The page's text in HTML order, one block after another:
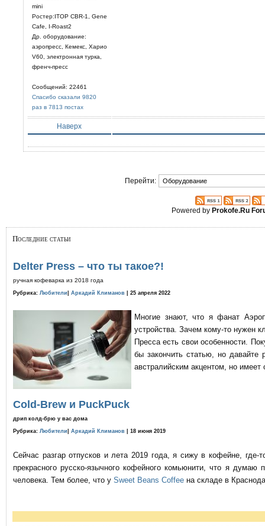
mini
Ростер:ITOP CBR-1, Gene
Cafe, I-Roast2
Др. оборудование:
аэропресс, Кемекс, Харио
V60, электронная турка,
френч-пресс
Сообщений: 22461
Спасибо сказали 9820
раз в 7813 постах
Наверх
Перейти:
Powered byProkofe.Ru
Последние статьи
Delter Press – что ты такое?!
ручная кофеварка из 2018 года
Рубрика: Любители Аркадий Климанов | 25 апреля 2022
Многие знают, что я фанат
устройства. Зачем кому-то нужен
Пресса есть свои особенности.
бы закончить статью, но давайте
австралийским акцентом, но имеет
Cold-Brew и PuckPuck
дрип колд-брю у вас дома
Рубрика: Любители Аркадий Климанов | 18 июня 2019
Сейчас разгар отпусков и лета 2019 года, я сижу в кофейне,
прекрасного русско-язычного кофейного комьюнити, что я
человека. Тем более, что у Sweet Beans Coffee на складе в